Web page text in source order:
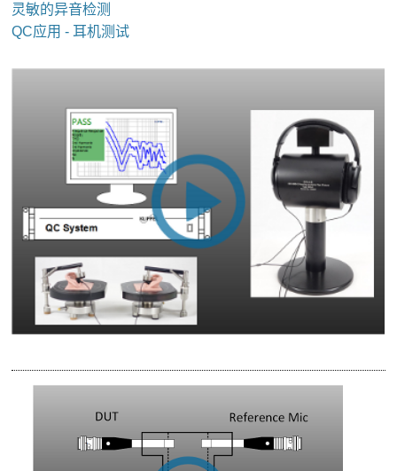
灵敏的异音检测
QC应用 - 耳机测试